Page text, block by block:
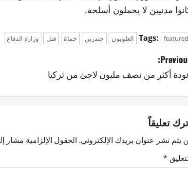
مدنيين لا يحملون أسلحة.
Tags: featured العلويون جندرين حماة قتل وزارة الدفاع
أكثر من نصف مليون لاجئ من تركيا
تعليقاً
يتم نشر عنوان بريدك الإلكتروني. الحقول الإلزامية مشار
*